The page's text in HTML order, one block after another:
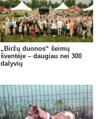
„Biržų duonos“ šeimų
šventėje – daugiau nei 300
dalyvių